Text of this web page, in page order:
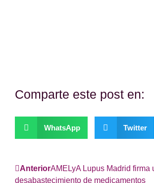
Comparte este post en:
WhatsApp Twitter
AnteriorAMELyA Lupus Madrid firma
desabastecimiento de medicamentos